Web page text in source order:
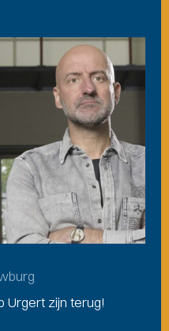
Urgert zijn terug!